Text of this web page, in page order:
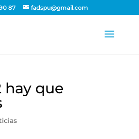
87 fadspu@gmail.com
hay que